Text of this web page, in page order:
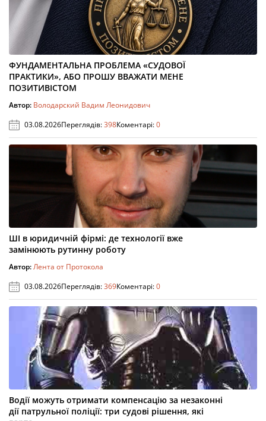
ФУНДАМЕНТАЛЬНА ПРОБЛЕМА «СУДОВОЇ
ПРАКТИКИ», АБО ПРОШУ ВВАЖАТИ МЕНЕ
ПОЗИТИВІСТОМ
Автор: Володарский Вадим Леонидович
03.08.2026Переглядів:398Коментарі:0
ШІ в юридичній фірмі: де технології вже
замінюють рутинну роботу
Автор:Лента от Протокола
03.08.2026Переглядів:369Коментарі:0
Водії можуть отримати компенсацію за незаконні
дії патрульної поліції: три судові рішення, які